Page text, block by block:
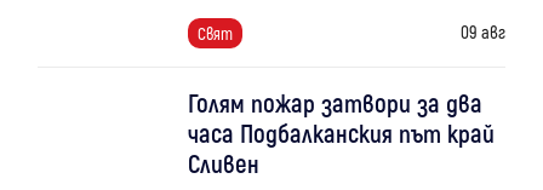
Свят 09 авг
Голям пожар затвори за два
часа Подбалканския път край
Сливен